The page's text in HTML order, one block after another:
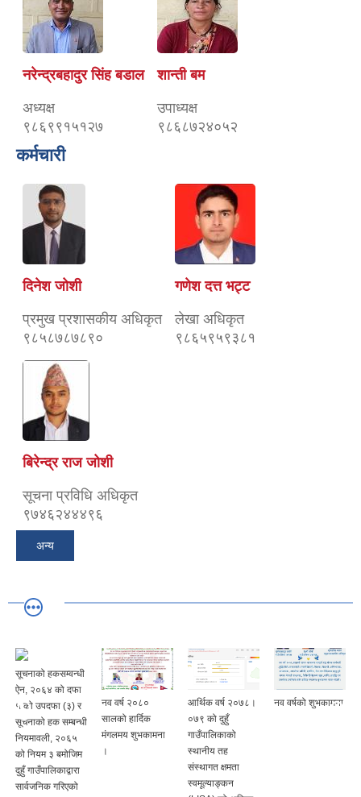
नरेन्द्रबहादुर सिंह बडाल
अध्यक्ष
९८६९९१५१२७
शान्ती बम
उपाध्यक्ष
९८६८७२४०५२
कर्मचारी
दिनेश जोशी
प्रमुख प्रशासकीय अधिकृत
९८५८७८७८९०
गणेश दत्त भट्ट
लेखा अधिकृत
९८६५९५९३८१
बिरेन्द्र राज जोशी
सूचना प्रविधि अधिकृत
९७४६२४४४९६
अन्य
सूचनाको हकसम्वन्धी
ऐन, २०६४ को दफा
५ को उपदफा (३) र
सूचनाको हक सम्बन्धी
नियमावली, २०६५
को नियम ३ बमोजिम
दुहुँ गाउँपालिकाद्वारा
सार्वजनिक गरिएको
नव वर्ष २०८०
सालको हार्दिक
मंगलमय शुभकामना
।
आर्थिक वर्ष २०७८।
०७९ को दुहुँ
गाउँपालिकाको
स्थानीय तह
संस्थागत क्षमता
स्वमूल्याङ्कन
नव वर्षको शुभकामना